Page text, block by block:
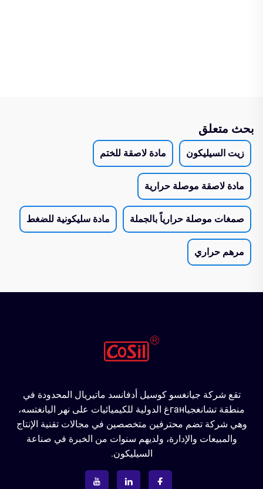
بحث متعلق
زيت السيليكون مادة لاصقة للختم
مادة لاصقة موصلة حرارية
صمغات موصلة حرارياً بالجملة مادة سليكونية للضغط
مرهم حراري
تقع شركة جيانغسو كوسيل أدفانسد ماتيريال المحدودة في
منطقة تشانغجياганغ الدولية للكيميائيات على نهر اليانغتسه،
وهي شركة تضم محترفين متخصصين في مجالات تقنية الإنتاج
والمبيعات والإدارة، ولديهم سنوات من الخبرة في صناعة
السيليكون.